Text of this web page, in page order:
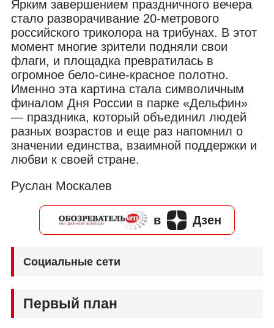
Ярким завершением праздничного вечера
стало разворачивание 20-метрового
российского триколора на трибунах. В этот
момент многие зрители подняли свои
флаги, и площадка превратилась в
огромное бело-сине-красное полотно.
Именно эта картина стала символичным
финалом Дня России в парке «Дельфин»
— праздника, который объединил людей
разных возрастов и еще раз напомнил о
значении единства, взаимной поддержки и
любви к своей стране.
Руслан Москалев
в Дзен
Социальные сети
Первый план